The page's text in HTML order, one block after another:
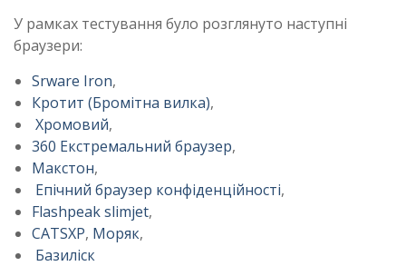
У рамках тестування було розглянуто наступні
браузери:
Srware Iron,
Кротит (Бромітна вилка),
Хромовий,
360 Екстремальний браузер,
Макстон,
Епічний браузер конфіденційності,
Flashpeak slimjet,
CATSXP, Моряк,
Базиліск